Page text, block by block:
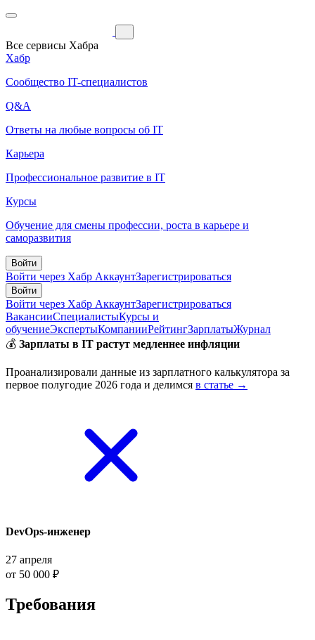
Все сервисы Хабра
Хабр
Сообщество IT-специалистов
Q&A
Ответы на любые вопросы об IT
Карьера
Профессиональное развитие в IT
Курсы
Обучение для смены профессии, роста в карьере и
саморазвития
Войти
Войти через Хабр АккаунтЗарегистрироваться
Войти
Войти через Хабр АккаунтЗарегистрироваться
ВакансииСпециалистыКурсы и
обучениеЭкспертыКомпанииРейтингЗарплатыЖурнал
💰 Зарплаты в IT растут медленнее инфляции
Проанализировали данные из зарплатного калькулятора за
первое полугодие 2026 года и делимся в статье →
DevOps-инженер
27 апреля
от 50 000 ₽
Требования